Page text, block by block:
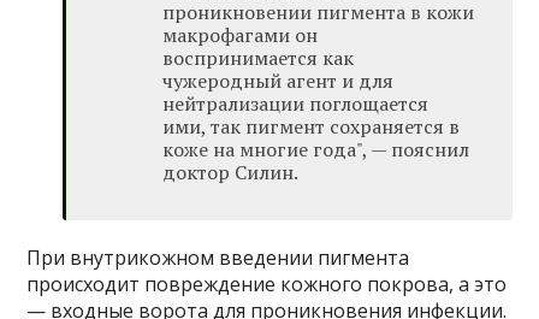
проникновении пигмента в кожи
макрофагами он
воспринимается как
чужеродный агент и для
нейтрализации поглощается
ими, так пигмент сохраняется в
коже на многие года", — пояснил
доктор Силин.
При внутрикожном введении пигмента
происходит повреждение кожного покрова, а это
— входные ворота для проникновения инфекции.